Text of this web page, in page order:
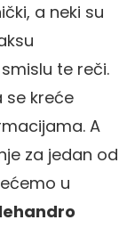
a neki su
te reči.
se kreće
A
za jedan od
u